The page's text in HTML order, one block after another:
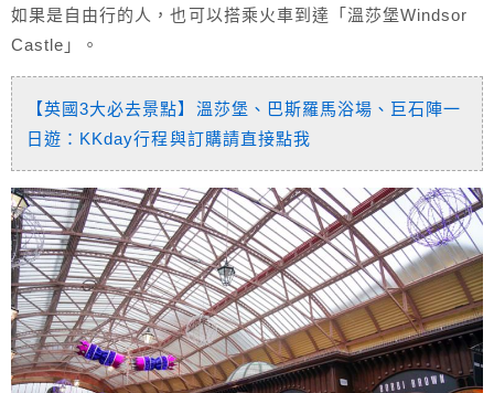
如果是自由行的人，也可以搭乘火車到達「溫莎堡Windsor
Castle」。
【英國3大必去景點】溫莎堡、巴斯羅馬浴場、巨石陣一
日遊：KKday行程與訂購請直接點我